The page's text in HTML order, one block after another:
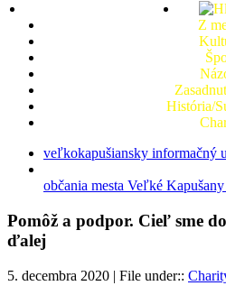
Z
História/
veľkokapušiansky informačný
občania mesta Veľké
Pomôž a podpor. Cieľ sme
ďalej
5. decembra 2020 | File under::